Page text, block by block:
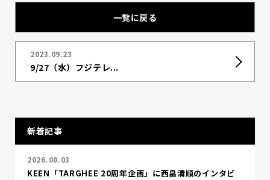
一覧に戻る
2023.09.23
9/27（水）フジテレ...
新着記事
2026.08.03
KEEN「TARGHEE 20周年企画」に西畠清順のインタビ